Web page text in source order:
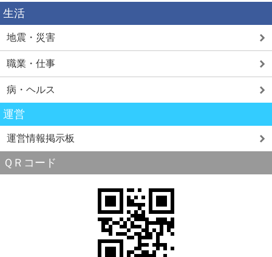
生活
地震・災害
職業・仕事
病・ヘルス
運営
運営情報掲示板
ＱＲコード